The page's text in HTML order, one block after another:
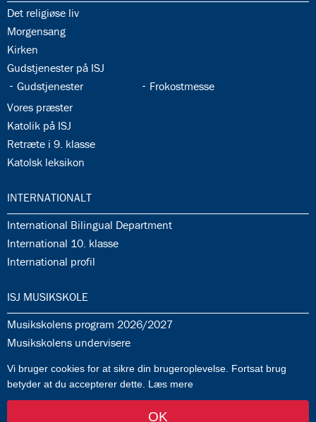
35.1:
Det religiøse liv
35.2:
Morgensang
35.3:
Kirken
35.4:
Gudstjenester på ISJ
35.5:
Gudstjenester 35.6:
Frokostmesse
35.7:
Vores præster
35.8:
Katolik på ISJ
35.9:
Retræte i 9. klasse
35.10:
Katolsk leksikon
36.0:
INTERNATIONALT
36.1:
International Bilingual Department
36.2:
International 10. klasse
36.3:
International profil
37.0:
ISJ MUSIKSKOLE
37.1:
Musikskolens program 2026/2027
37.2:
Musikskolens undervisere
37.4:
Generelle informationer & betingelser
af FlowTwo-
Vi bruger cookies for at sikre din brugeroplevelse. Fortsat brug
betyder at du accepterer dette. Læs mere
OK